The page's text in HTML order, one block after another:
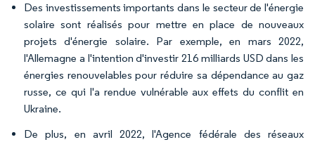
Des investissements importants dans le secteur de l'énergie
solaire sont réalisés pour mettre en place de nouveaux
projets d'énergie solaire. Par exemple, en mars 2022,
l'Allemagne a l'intention d'investir 216 milliards USD dans les
énergies renouvelables pour réduire sa dépendance au gaz
russe, ce qui l'a rendue vulnérable aux effets du conflit en
Ukraine.
De plus, en avril 2022, l'Agence fédérale des réseaux